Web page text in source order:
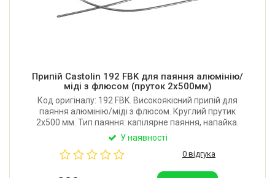
Припій Castolin 192 FBK для паяння алюмінію/
міді з флюсом (пруток 2x500мм)
Код оригіналу: 192 FBK. Високоякісний припій для
паяння алюмінію/міді з флюсом. Круглий прутик
2x500 мм. Тип паяння: капілярне паяння, напайка.
Хімічний склад: 98% Цинк (Zn), 2% Алюміній (Al).
У наявності
0 відгука